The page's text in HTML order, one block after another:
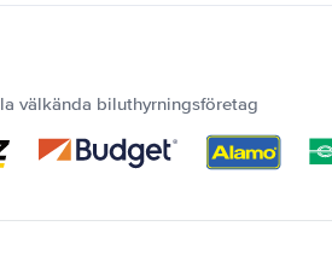
välkända biluthyrningsföretag